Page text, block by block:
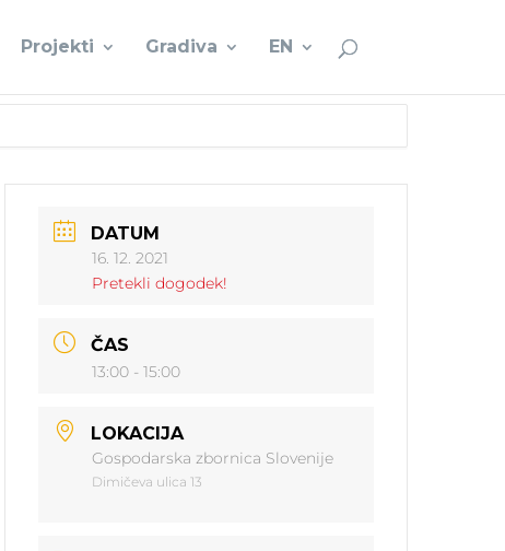
Projekti Gradiva EN
DATUM
16. 12. 2021
Pretekli dogodek!
ČAS
13:00 - 15:00
LOKACIJA
Gospodarska zbornica Slovenije
Dimičeva ulica 13